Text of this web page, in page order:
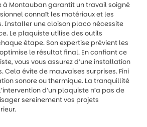
à Montaubangarantit un travail soigné
connaît les matériaux et les
Installer une cloison placo nécessite
Le plaquiste utilise des outils
étape. Son expertise prévient les
le résultat final. En confiant ce
vous vous assurez d’une installation
Cela évite de mauvaises surprises. Fini
sonore ou thermique. La tranquillité
d’un plaquiste n’a pas de
sereinement vos projets